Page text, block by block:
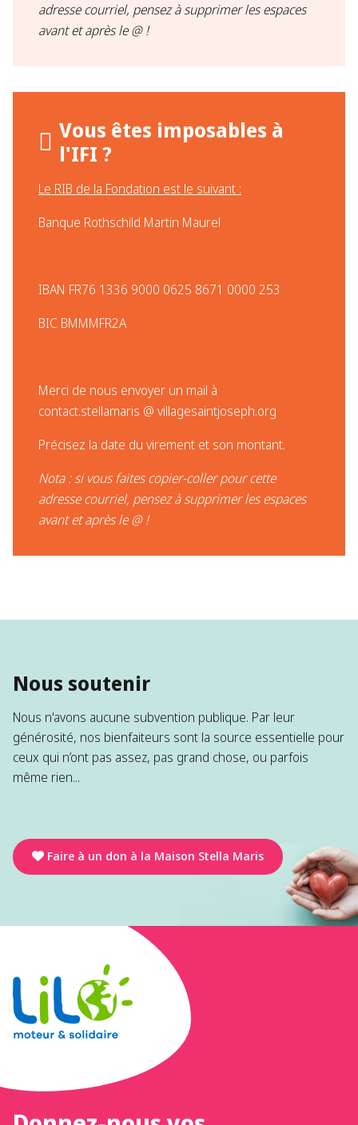
adresse courriel, pensez à supprimer les espaces
avant et après le @ !
Vous êtes imposables à
l'IFI ?
Le RIB de la Fondation est le suivant :
Banque Rothschild Martin Maurel
IBAN FR76 1336 9000 0625 8671 0000 253​
BIC BMMMFR2A
Merci de nous envoyer un mail à
contact.stellamaris @ villagesaintjoseph.org
Précisez la date du virement et son montant​.
Nota : si vous faites copier-coller pour cette
adresse courriel, pensez à supprimer les espaces
avant et après le @ !
Nous soutenir
Nous n'avons aucune subvention publique. Par leur
générosité, nos bienfaiteurs sont la source essentielle pour
ceux qui n’ont pas assez, pas grand chose, ou parfois
même rien...
Faire à un don à la Maison Stella Maris